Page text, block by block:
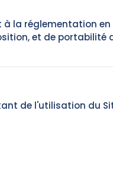
la réglementation
et de
de l'utilisation du